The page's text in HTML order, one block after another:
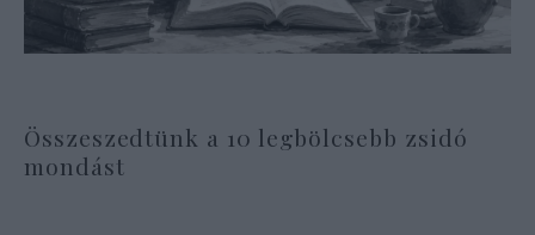
Összeszedtünk a 10 legbölcsebb zsidó
mondást